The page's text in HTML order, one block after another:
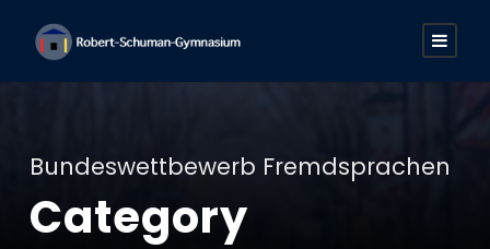
Bundeswettbewerb Fremdsprachen
Category